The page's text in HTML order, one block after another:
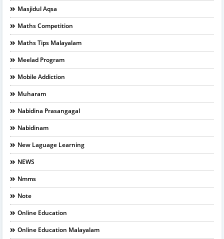
Masjidul Aqsa
Maths Competition
Maths Tips Malayalam
Meelad Program
Mobile Addiction
Muharam
Nabidina Prasangagal
Nabidinam
New Laguage Learning
NEWS
Nmms
Note
Online Education
Online Education Malayalam